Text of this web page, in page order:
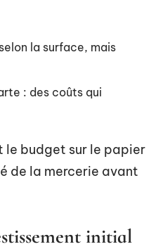
la surface, mais
: des coûts qui
le budget sur le papier
de la mercerie avant
initial